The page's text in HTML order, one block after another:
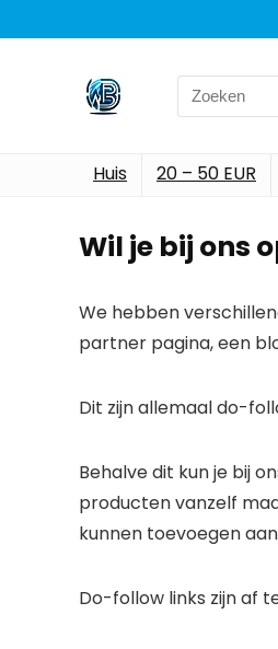
Search
for:
Huis 20 – 50 EUR
Wil je bij ons
We hebben
partner pagina, een
Dit zijn allemaal do-
Behalve dit kun je bij
producten vanzelf
kunnen toevoegen
Do-follow links zijn af